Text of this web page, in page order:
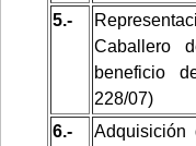
5.-
Caballero
beneficio
228/07)
6.-
Adquisición